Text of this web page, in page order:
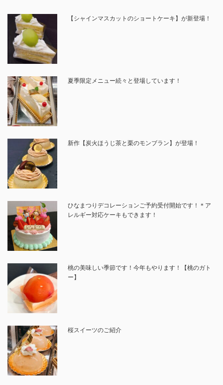
【シャインマスカットのショートケーキ】が新登場！
夏季限定メニュー続々と登場しています！
新作【炭火ほうじ茶と栗のモンブラン】が登場！
ひなまつりデコレーションご予約受付開始です！＊ア
レルギー対応ケーキもできます！
桃の美味しい季節です！今年もやります！【桃のガト
ー】
桜スイーツのご紹介